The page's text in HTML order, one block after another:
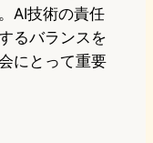
AI技術の責任
るバランスを
にとって重要